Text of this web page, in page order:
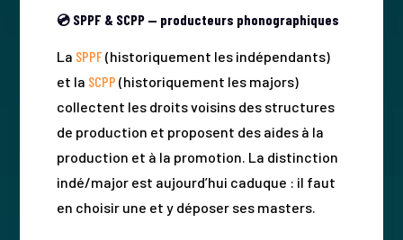
💿 SPPF & SCPP — producteurs phonographiques
La SPPF(historiquement les indépendants)
et la SCPP (historiquement les majors)
collectent les droits voisins des structures
de production et proposent des aides à la
production et à la promotion. La distinction
indé/major est aujourd’hui caduque : il faut
en choisir une et y déposer ses masters.